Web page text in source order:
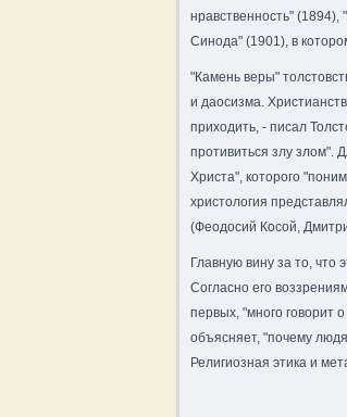
нравственность"
Синода" (1901), в
"Камень веры"
и даосизма.
приходить, - писал
противиться злу злом".
Христа", которого
христология
(Феодосий Косой,
Главную вину за то, что
Согласно его
первых, "много говорит
объясняет, "почему
Религиозная этика и